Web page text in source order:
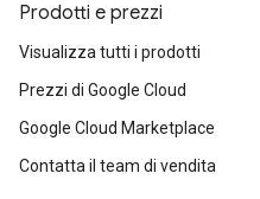
Prodotti e prezzi
Visualizza tutti i prodotti
Prezzi di Google Cloud
Google Cloud Marketplace
Contatta il team di vendita